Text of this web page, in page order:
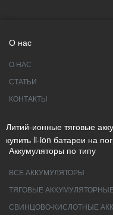
О нас
О НАС
СТАТЬИ
КОНТАКТЫ
Литий-ионные тяговые
купить li-ion батареи на
Аккумуляторы по типу
ВСЕ АККУМУЛЯТОРЫ
ТЯГОВЫЕ
СВИНЦОВО-КИСЛОТНЫЕ